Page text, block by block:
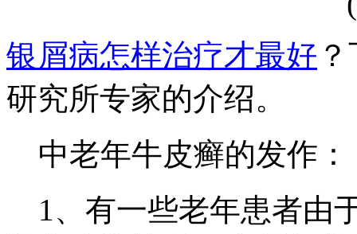
银屑病怎样治疗才最好
研究所专家的介绍。
中老年牛皮癣的发作：
1、有一些老年患者由